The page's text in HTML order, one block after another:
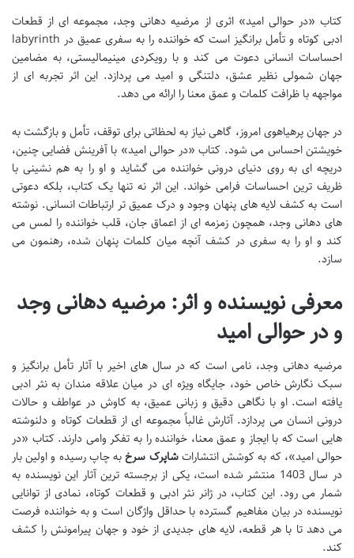
کتاب «در حوالی امید» اثری از مرضیه دهانی وجد، مجموعه ای از قطعات
ادبی کوتاه و تأمل برانگیز است که خواننده را به سفری عمیق در labyrinth
احساسات انسانی دعوت می کند و با رویکردی مینیمالیستی، به مضامین
جهان شمولی نظیر عشق، دلتنگی و امید می پردازد. این اثر تجربه ای از
مواجهه با ظرافت کلمات و عمق معنا را ارائه می دهد.
در جهان پرهیاهوی امروز، گاهی نیاز به لحظاتی برای توقف، تأمل و بازگشت به
خویشتن احساس می شود. کتاب «در حوالی امید» با آفرینش فضایی چنین،
دریچه ای به روی دنیای درونی خواننده می گشاید و او را به هم نشینی با
ظریف ترین احساسات فرامی خواند. این اثر نه تنها یک کتاب، بلکه دعوتی
است به کشف لایه های پنهان وجود و درک عمیق تر ارتباطات انسانی. نوشته
های دهانی وجد، همچون زمزمه ای از اعماق جان، قلب خواننده را لمس می
کند و او را به سفری در کشف آنچه میان کلمات پنهان شده، رهنمون می
سازد.
معرفی نویسنده و اثر: مرضیه دهانی وجد
ودر حوالی امید
مرضیه دهانی وجد، نامی است که در سال های اخیر با آثار تأمل برانگیز و
سبک نگارش خاص خود، جایگاه ویژه ای در میان علاقه مندان به نثر ادبی
یافته است. او با نگاهی دقیق و زبانی عمیق، به کاوش در عواطف و حالات
درونی انسان می پردازد. آثارش غالباً مجموعه ای از قطعات کوتاه و دلنوشته
هایی است که با ایجاز و عمق معنا، خواننده را به تفکر وامی دارند. کتاب «در
حوالی امید»، که به کوشش انتشاراتشاپرک سرخبه چاپ رسیده و اولین بار
در سال 1403 منتشر شده است، یکی از برجسته ترین آثار این نویسنده به
شمار می رود. این کتاب، در ژانر نثر ادبی و قطعات کوتاه، نمادی از توانایی
نویسنده در بیان مفاهیم گسترده با حداقل واژگان است و به خواننده فرصت
می دهد تا با هر قطعه، لایه های جدیدی از خود و جهان پیرامونش را کشف
کند.